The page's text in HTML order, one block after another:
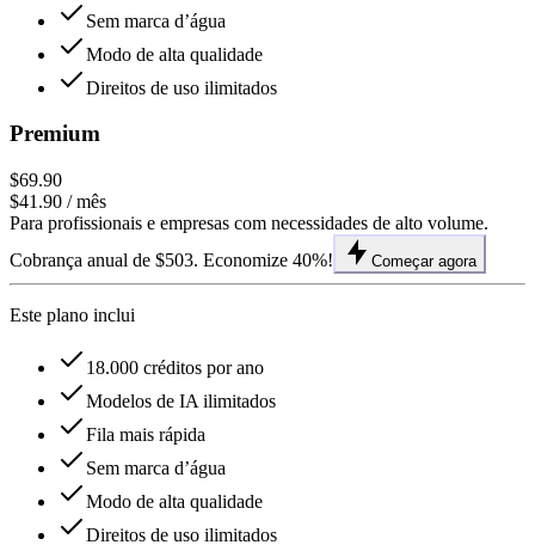
Sem marca d’água
Modo de alta qualidade
Direitos de uso ilimitados
Premium
$69.90
$41.90 / mês
Para profissionais e empresas com necessidades de alto volume.
Cobrança anual de $503. Economize 40%!
Começar agora
Este plano inclui
18.000 créditos por ano
Modelos de IA ilimitados
Fila mais rápida
Sem marca d’água
Modo de alta qualidade
Direitos de uso ilimitados